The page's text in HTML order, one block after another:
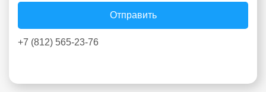
Отправить
+7 (812) 565-23-76